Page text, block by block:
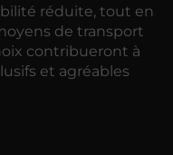
réduite, tout en
de transport
contribueront à
et agréables